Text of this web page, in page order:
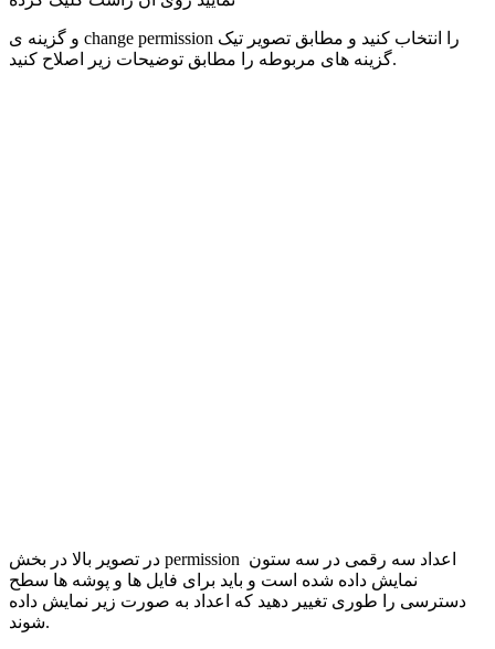
و گزینه ی change permission را انتخاب کنید و مطابق تصویر تیک
گزینه های مربوطه را مطابق توضیحات زیر اصلاح کنید.
در تصویر بالا در بخش permission اعداد سه رقمی در سه ستون
نمایش داده شده است و باید برای فایل ها و پوشه ها سطح
دسترسی را طوری تغییر دهید که اعداد به صورت زیر نمایش داده
شوند.